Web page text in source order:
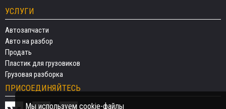
УСЛУГИ
Автозапчасти
Авто на разбор
Продать
Пластик для грузовиков
Грузовая разборка
ПРИСОЕДИНЯЙТЕСЬ
Мы используем cookie-файлы